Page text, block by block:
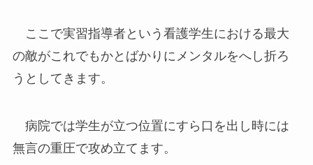
ここで実習指導者という看護学生における最大
の敵がこれでもかとばかりにメンタルをへし折ろ
うとしてきます。
病院では学生が立つ位置にすら口を出し時には
無言の重圧で攻め立てます。